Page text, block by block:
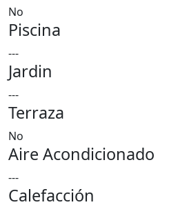
No
Piscina
---
Jardin
---
Terraza
No
Aire Acondicionado
---
Calefacción